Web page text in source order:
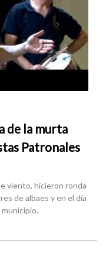
de la murta
Patronales
viento, hicieron ronda
de albaes y en el día